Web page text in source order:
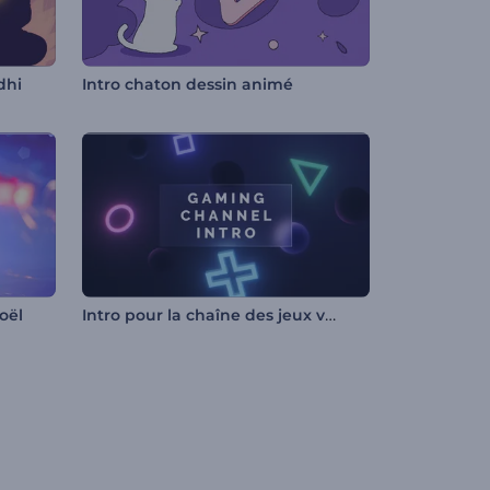
Intro chaton dessin animé
Intro pour la chaîne des jeux vidéo